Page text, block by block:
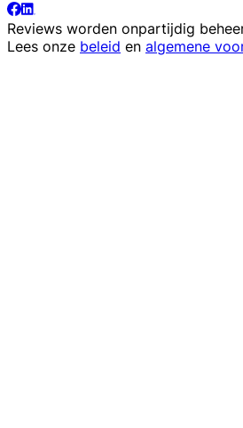
Reviews worden onpartijdig
Lees onze beleid en algemene